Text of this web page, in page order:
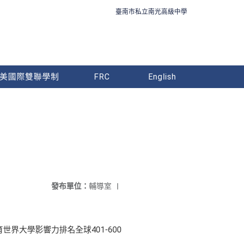
臺南市私立南光高級中學
國際雙聯學制 FRC English
發布單位： 輔導室 |
界大學影響力排名全球401-600